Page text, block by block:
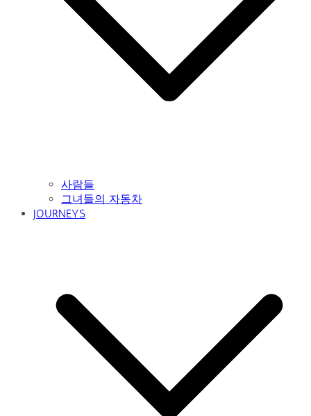
사람들
그녀들의 자동차
JOURNEYS